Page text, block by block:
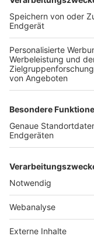
TOP-VEREINE
TOP-PARTNER
Nutzungsbedingungen